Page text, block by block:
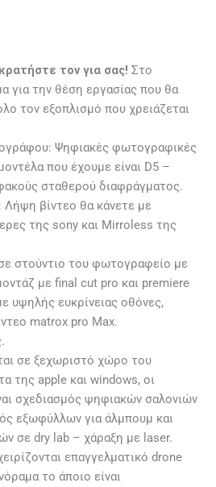
τον για σας! Στο
για την θέση εργασίας που θα
τον εξοπλισμό που χρειάζεται
Ψηφιακές φωτογραφικές
που έχουμε είναι D5 –
σταθερού διαφράγματος.
Λήψη βίντεο θα κάνετε με
της sony και Mirroless της
στούντιο του φωτογραφείο με
με final cut pro και premiere
υψηλής ευκρίνειας οθόνες,
matrox pro Max.
σε ξεχωριστό χώρο του
της apple και windows, οι
σχεδιασμός ψηφιακών σαλονιών
εξωφύλλων για άλμπουμ και
σε dry lab – χάραξη με laser.
επαγγελματικό drone
το άποιο είναι